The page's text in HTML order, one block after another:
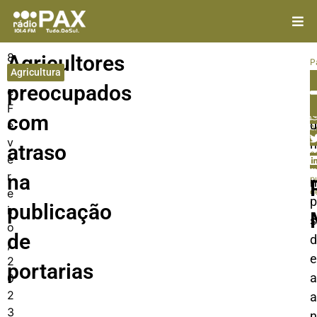
8
d
e
F
e
v
e
r
e
ir
o
,
2
0
2
3
Agricultores
preocupados
com
atraso
na
publicação
de
portarias
Agricultura